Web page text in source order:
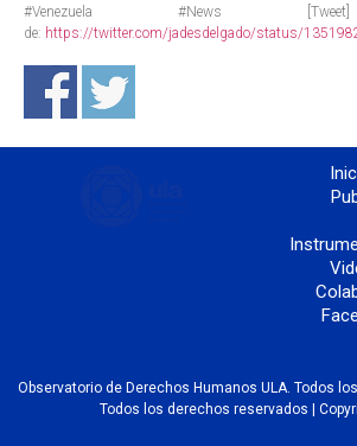
#Venezuela #News
de: https://twitter.com/jadesdelgado/status/
Observatorio de Derechos Humanos ULA. Todos
Todos los derechos reservados |